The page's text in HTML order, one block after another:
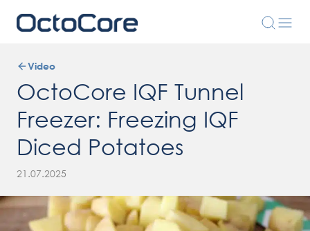
Video
OctoCore IQF Tunnel
Freezer: Freezing IQF
Diced Potatoes
21.07.2025